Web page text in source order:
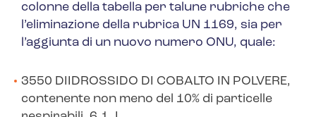
colonne della tabella per talune rubriche che
l’eliminazione della rubrica UN 1169, sia per
l’aggiunta di un nuovo numero ONU, quale:
3550 DIIDROSSIDO DI COBALTO IN POLVERE,
contenente non meno del 10% di particelle